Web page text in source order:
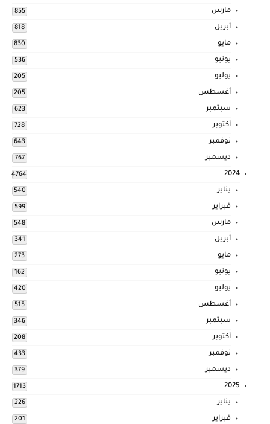
مارس 855
أبريل 818
مايو 830
يونيو 536
يوليو 205
أغسطس 205
سبتمبر 623
أكتوبر 728
نوفمبر 643
ديسمبر 767
2024
4764
يناير 540
فبراير 599
مارس 548
أبريل 341
مايو 273
يونيو 162
يوليو 420
أغسطس 515
سبتمبر 346
أكتوبر 208
نوفمبر 433
ديسمبر 379
2025
1713
يناير 226
فبراير 201